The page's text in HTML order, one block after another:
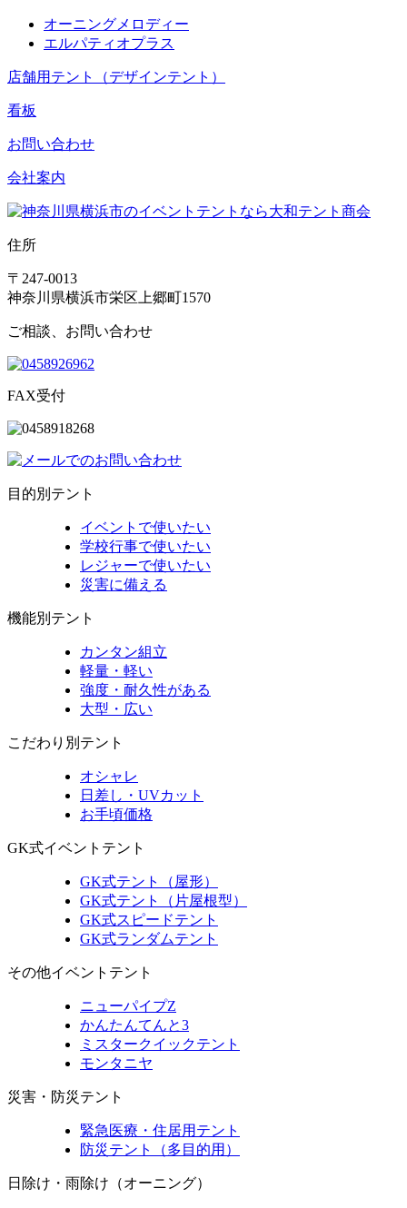
オーニングメロディー
エルパティオプラス
店舗用テント（デザインテント）
看板
お問い合わせ
会社案内
住所
〒247-0013
神奈川県横浜市栄区上郷町1570
ご相談、お問い合わせ
FAX受付
目的別テント
イベントで使いたい
学校行事で使いたい
レジャーで使いたい
災害に備える
機能別テント
カンタン組立
軽量・軽い
強度・耐久性がある
大型・広い
こだわり別テント
オシャレ
日差し・UVカット
お手頃価格
GK式イベントテント
GK式テント（屋形）
GK式テント（片屋根型）
GK式スピードテント
GK式ランダムテント
その他イベントテント
ニューパイプZ
かんたんてんと3
ミスタークイックテント
モンタニヤ
災害・防災テント
緊急医療・住居用テント
防災テント（多目的用）
日除け・雨除け（オーニング）